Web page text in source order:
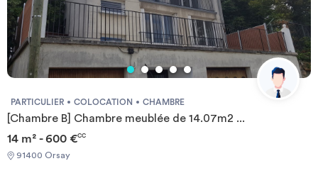
PARTICULIER COLOCATION CHAMBRE
[Chambre B] Chambre meublée de 14.07m2 ...
14 m² - 600 €CC
91400 Orsay